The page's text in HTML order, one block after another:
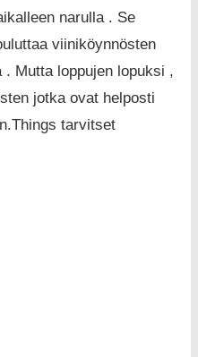
narulla . Se
viiniköynnösten
. Mutta loppujen lopuksi ,
jotka ovat helposti
tarvitset